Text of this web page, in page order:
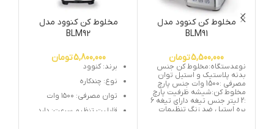
مخلوط کن کنوود مدل
BLM91
5,500,000تومان
نوعدستگاه:مخلوط کن جنس
بدنه پلاستیک و استیل توان
مصرفی :1500 وات جنس پارچ
مخلوط کن:شیشه ظرفیت پارچ
:2 لیتر جنس تیغه دارای تیغه 6
پره استیل ضد زنگ تنظیمات
مخلوط کن کنوود مدل
BLM92
5,800,000تومان
برند: کنوود
نوع: چندکاره
توان مصرفی: ۱۵۰۰ وات
قابلیت تنظیم سرعت: دارد